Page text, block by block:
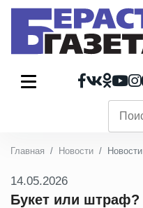
Главная Новости Новости
14.05.2026
Букет или штраф?